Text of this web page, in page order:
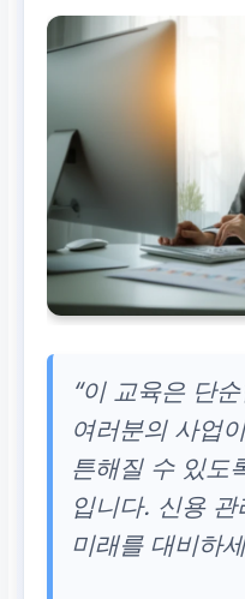
“이 교육은 단
여러분의 사업
튼해질 수 있도
입니다. 신용
미래를 대비하